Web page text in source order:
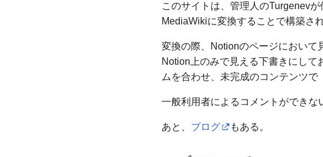
このサイトは、管理人のTurgenev
MediaWikiに変換することで構築さ
変換の際、Notionのページにおいて
Notion上のみで見える下書きにし
ムを合わせ、未完成のコンテンツで
一般利用者によるコメントができ
あと、 ブログ もある。